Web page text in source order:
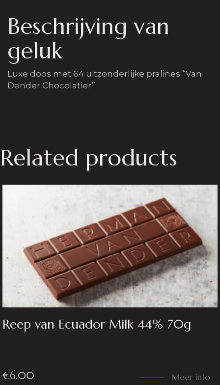
Beschrijving van
geluk
Luxe doos met 64 uitzonderlijke pralines “Van
Dender Chocolatier”
Related products
Reep van Ecuador Milk 44% 70g
€6.00 Meer info